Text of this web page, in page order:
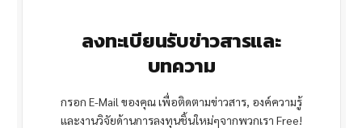
ลงทะเบียนรับข่าวสารและ
บทความ
กรอก E-Mail ของคุณ เพื่อติดตามข่าวสาร, องค์ความรู้
และงานวิจัยด้านการลงทุนชิ้นใหม่ๆจากพวกเรา Free!